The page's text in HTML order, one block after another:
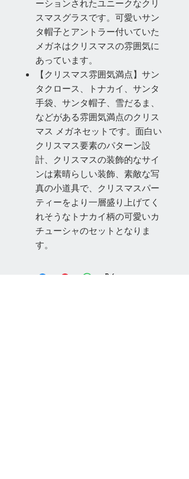
ーションされたユニークなクリ
スマスグラスです。可愛いサン
タ帽子とアントラー付いていた
メガネはクリスマスの雰囲気に
あっています。
【クリスマス雰囲気満点】サン
タクロース、トナカイ、サンタ
手袋、サンタ帽子、雪だるま、
などがある雰囲気満点のクリス
マス メガネセットです。面白い
クリスマス要素のパターン設
計、クリスマスの装飾的なサイ
ンは素晴らしい装飾、素敵な写
真の小道具で、クリスマスパー
ティーをより一層盛り上げてく
れそうなトナカイ柄の可愛いカ
チューシャのセットとなりま
す。